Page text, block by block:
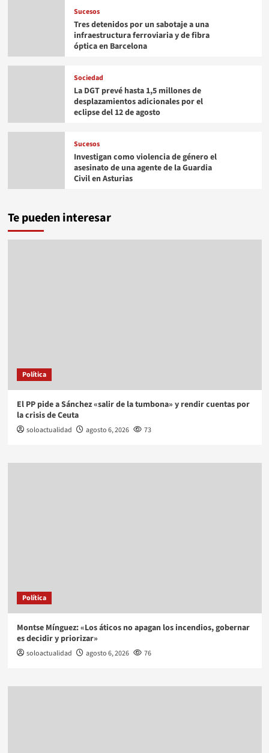
Sucesos
Tres detenidos por un sabotaje a una
infraestructura ferroviaria y de fibra
óptica en Barcelona
Sociedad
La DGT prevé hasta 1,5 millones de
desplazamientos adicionales por el
eclipse del 12 de agosto
Sucesos
Investigan como violencia de género el
asesinato de una agente de la Guardia
Civil en Asturias
Te pueden interesar
Política
El PP pide a Sánchez «salir de la tumbona» y rendir cuentas por
la crisis de Ceuta
soloactualidad agosto 6, 2026 73
Política
Montse Mínguez: «Los áticos no apagan los incendios, gobernar
es decidir y priorizar»
soloactualidad agosto 6, 2026 76